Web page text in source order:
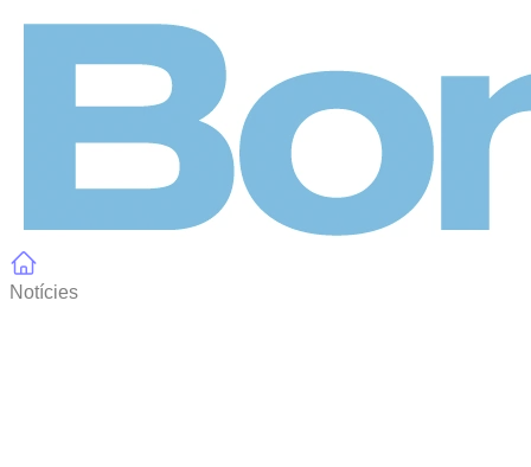
Notícies